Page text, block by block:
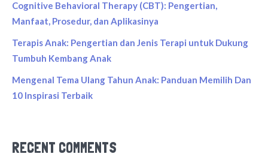
Cognitive Behavioral Therapy (CBT): Pengertian,
Manfaat, Prosedur, dan Aplikasinya
Terapis Anak: Pengertian dan Jenis Terapi untuk Dukung
Tumbuh Kembang Anak
Mengenal Tema Ulang Tahun Anak: Panduan Memilih Dan
10 Inspirasi Terbaik
RECENT COMMENTS